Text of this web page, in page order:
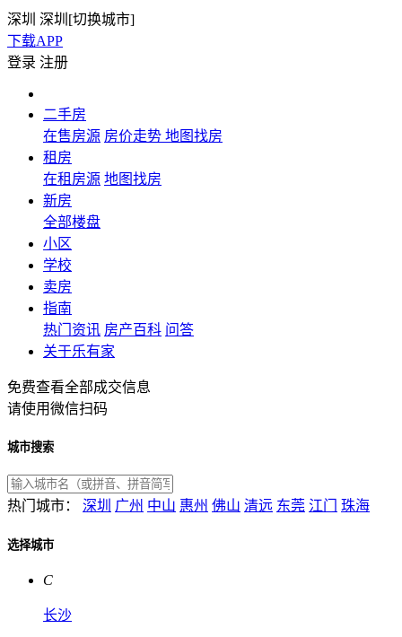
深圳 深圳[切换城市]
下载APP
登录 注册
二手房
在售房源 房价走势 地图找房
租房
在租房源 地图找房
新房
全部楼盘
小区
学校
卖房
指南
热门资讯 房产百科 问答
关于乐有家
免费查看全部成交信息
请使用微信扫码
城市搜索
热门城市： 深圳 广州 中山 惠州 佛山 清远 东莞 江门 珠海
选择城市
C
长沙